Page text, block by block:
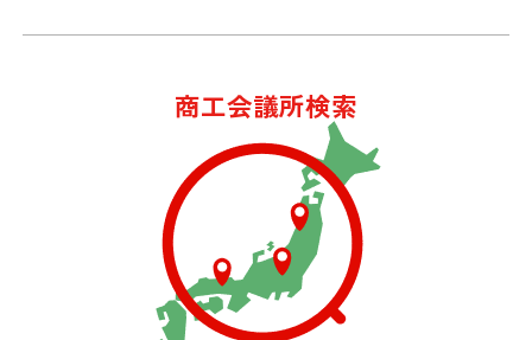
商工会議所検索